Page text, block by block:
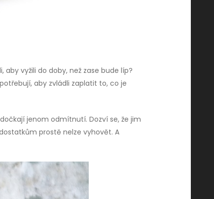
vyžili do doby, než zase bude líp?
aby zvládli zaplatit to, co je
jenom odmítnutí. Dozví se, že jim
prostě nelze vyhovět. A